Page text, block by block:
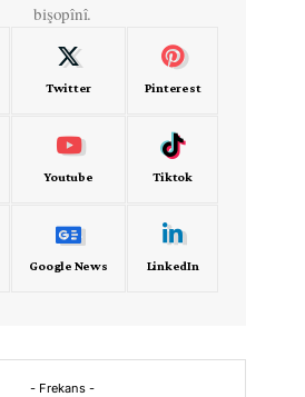
bişopînî.
Twitter Pinterest
Youtube Tiktok
Google News LinkedIn
- Frekans -